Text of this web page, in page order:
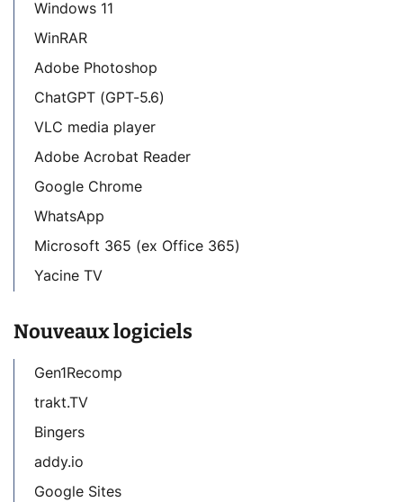
Windows 11
WinRAR
Adobe Photoshop
ChatGPT (GPT-5.6)
VLC media player
Adobe Acrobat Reader
Google Chrome
WhatsApp
Microsoft 365 (ex Office 365)
Yacine TV
Nouveaux logiciels
Gen1Recomp
trakt.TV
Bingers
addy.io
Google Sites